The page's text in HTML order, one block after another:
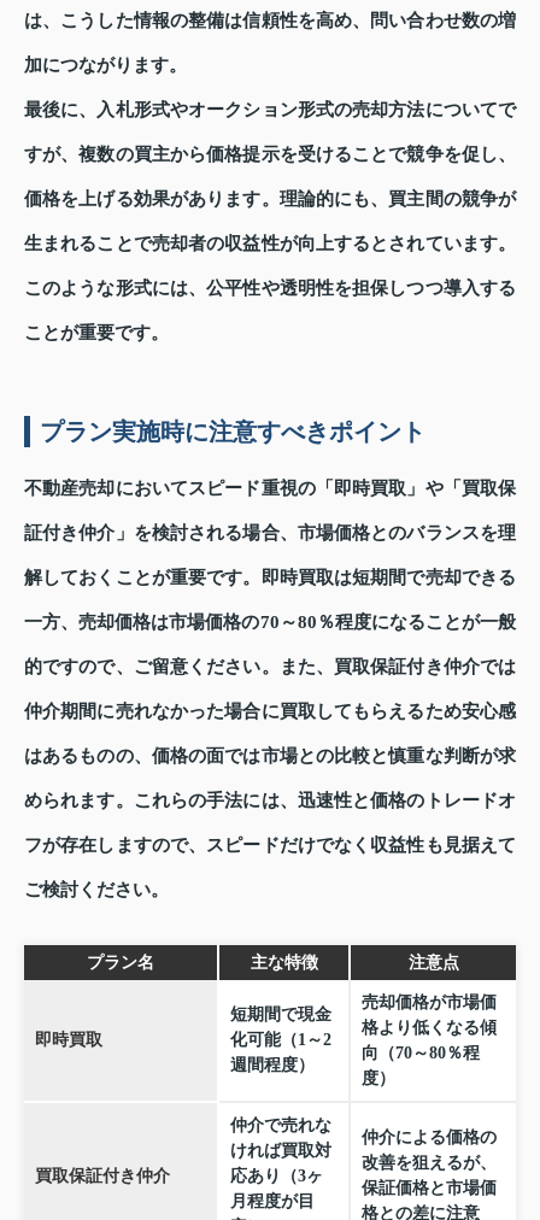
は、こうした情報の整備は信頼性を高め、問い合わせ数の増
加につながります。
最後に、入札形式やオークション形式の売却方法についてで
すが、複数の買主から価格提示を受けることで競争を促し、
価格を上げる効果があります。理論的にも、買主間の競争が
生まれることで売却者の収益性が向上するとされています。
このような形式には、公平性や透明性を担保しつつ導入する
ことが重要です。
プラン実施時に注意すべきポイント
不動産売却においてスピード重視の「即時買取」や「買取保
証付き仲介」を検討される場合、市場価格とのバランスを理
解しておくことが重要です。即時買取は短期間で売却できる
一方、売却価格は市場価格の70～80％程度になることが一般
的ですので、ご留意ください。また、買取保証付き仲介では
仲介期間に売れなかった場合に買取してもらえるため安心感
はあるものの、価格の面では市場との比較と慎重な判断が求
められます。これらの手法には、迅速性と価格のトレードオ
フが存在しますので、スピードだけでなく収益性も見据えて
ご検討ください。
プラン名 主な特徴 注意点
即時買取
短期間で現金
化可能（1～2
週間程度）
売却価格が市場価
格より低くなる傾
向（70～80％程
度）
買取保証付き仲介
仲介で売れな
ければ買取対
応あり（3ヶ
月程度が目
仲介による価格の
改善を狙えるが、
保証価格と市場価
格との差に注意